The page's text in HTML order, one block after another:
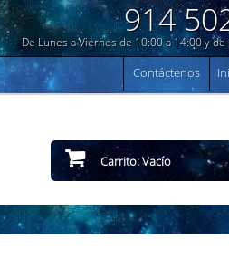
914
De Lunes a Viernes de 10:00 a 14:00 y
Contáctenos
Carrito:Vacío